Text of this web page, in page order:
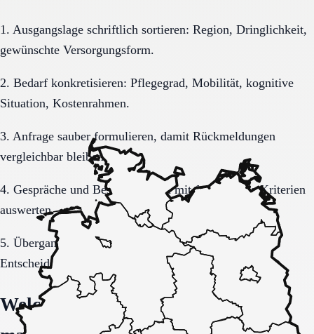
1. Ausgangslage schriftlich sortieren: Region, Dringlichkeit,
gewünschte Versorgungsform.
2. Bedarf konkretisieren: Pflegegrad, Mobilität, kognitive
Situation, Kostenrahmen.
3. Anfrage sauber formulieren, damit Rückmeldungen
vergleichbar bleiben.
4. Gespräche und Besichtigungen mit festen Muss-Kriterien
auswerten.
5. Übergang, Kommunikation und Kosten vor der
Entscheidung vollständig klären.
Welche Fragen den Unterschied